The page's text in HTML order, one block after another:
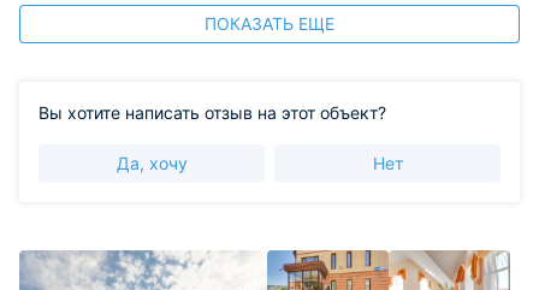
ПОКАЗАТЬ ЕЩЕ
Вы хотите написать отзыв на этот объект?
Да, хочу Нет